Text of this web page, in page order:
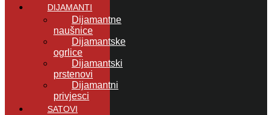
DIJAMANTI
Dijamantne
naušnice
Dijamantske
ogrlice
Dijamantski
prstenovi
Dijamantni
privjesci
SATOVI